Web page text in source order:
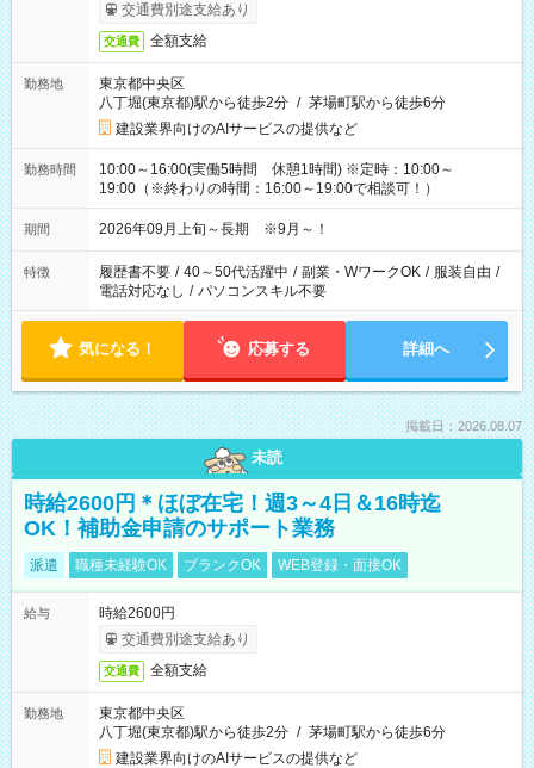
交通費別途支給あり
交通費 全額支給
勤務地
東京都中央区
八丁堀(東京都)駅から徒歩2分 / 茅場町駅から徒歩6分
建設業界向けのAIサービスの提供など
勤務時間
10:00～16:00(実働5時間 休憩1時間) ※定時：10:00～
19:00（※終わりの時間：16:00～19:00で相談可！）
期間 2026年09月上旬～長期 ※9月～！
特徴 履歴書不要 / 40～50代活躍中 / 副業・WワークOK / 服装自由 /
電話対応なし / パソコンスキル不要
気になる！ 応募する 詳細へ
掲載日：2026.08.07
未読
時給2600円＊ほぼ在宅！週3～4日＆16時迄
OK！補助金申請のサポート業務
派遣 職種未経験OK ブランクOK WEB登録・面接OK
給与
時給2600円
交通費別途支給あり
交通費 全額支給
勤務地
東京都中央区
八丁堀(東京都)駅から徒歩2分 / 茅場町駅から徒歩6分
建設業界向けのAIサービスの提供など